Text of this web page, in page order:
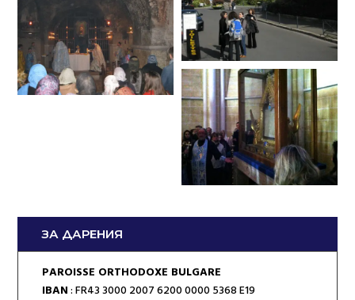
ЗА ДАРЕНИЯ
PAROISSE ORTHODOXE BULGARE
IBAN : FR43 3000 2007 6200 0000 5368 E19